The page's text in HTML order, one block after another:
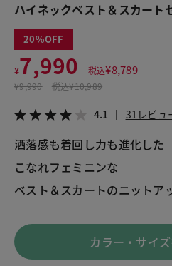
ハイネックベスト＆スカート
20
¥7,990 税込¥8,789
¥9,990 税込¥10,989
4.1 31レビュ
洒落感も着回し力も進化した
こなれフェミニンな
ベスト＆スカートのニットア
カラー・サイ
ハイネックベスト＆